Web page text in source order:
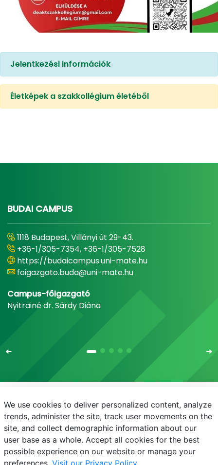
Jelentkezési információk
Életképek a szakkollégium életéből
BUDAI CAMPUS
1118 Budapest, Villányi út 29-43.
+36-1/305-7354, +36-1/305-7528
https://budaicampus.uni-mate.hu
foigazgato.buda@uni-mate.hu
Campus-főigazgató
Nyitrainé dr. Sárdy Diána
E-mail Telefonkönyv NEPTUN
E-learning
Adatvédelem
We use cookies to deliver personalized content, analyze
trends, administer the site, track user movements on the
site, and collect demographic information about our
user base as a whole. Accept all cookies for the best
possible experience on our website or manage your
preferences. Visit our Privacy Policy